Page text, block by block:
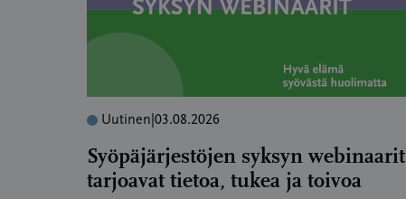
Uutinen 03.08.2026
Syöpäjärjestöjen syksyn webinaarit
tarjoavat tietoa, tukea ja toivoa